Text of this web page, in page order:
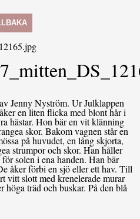
Jenny Nyström. Ur Julklappen
en liten flicka med blont hår i
hästar. Hon bär en vit klänning
skor. Bakom vagnen står en
på huvudet, en lång skjorta,
strumpor och skor. Han håller
solen i ena handen. Han bär
åker förbi en sjö eller ett hav. Till
vitt slott med krenelerade murar
träd och buskar. På den blå